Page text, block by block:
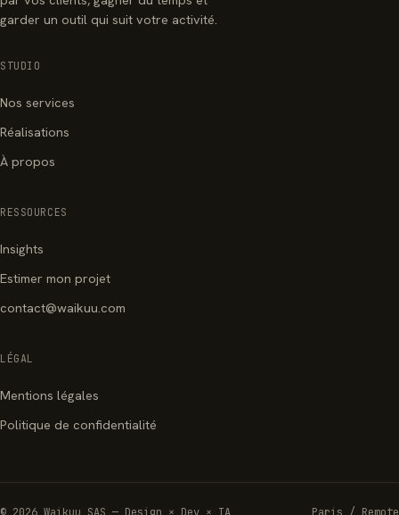
garder un outil qui suit votre activité.
STUDIO
Nos services
Réalisations
À propos
RESSOURCES
Insights
Estimer mon projet
contact@waikuu.com
LÉGAL
Mentions légales
Politique de confidentialité